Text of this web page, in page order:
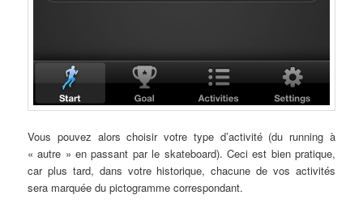
Vous pouvez alors choisir votre type d’activité (du running à
« autre » en passant par le skateboard). Ceci est bien pratique,
car plus tard, dans votre historique, chacune de vos activités
sera marquée du pictogramme correspondant.